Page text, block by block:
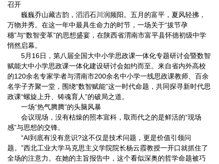
召开
巍巍乔山藏古韵，滔滔石川润频阳。五月的富平，夏风轻拂，
万物并秀。在这一年中最具生命力的时节，一场关于“拔节孕
穗”与“数智变革”的思想盛宴，在陕西省渭南市富平县怀德初级中学
悄然启幕。
5月16日，第八届全国大中小学思政课一体化专题研讨会暨数智
赋能大中小学思政课一体化建设研讨会如约而至。来自省内外高校
的120余名专家学者与渭南市200余名中小学一线思政课教师、百余
名学子齐聚一堂，围绕“数智赋能”这一时代命题，共同探寻新时代思
政课“螺旋上升、铸魂育人”的破局之道。
一场“热气腾腾”的头脑风暴
会议现场，没有枯燥的照本宣科，取而代之的是鲜活的“现场
感”与思想的交锋。
“AI到底有没有意识?这不仅是技术问题，更是价值引领问
题。”西北工业大学马克思主义学院院长杨云霞教授一开口就抓住了
全场的注意力。在她的主旨报告中，这个看似深奥的哲学命题被巧